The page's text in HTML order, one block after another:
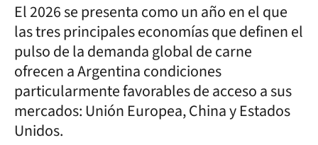
El 2026 se presenta como un año en el que
las tres principales economías que definen el
pulso de la demanda global de carne
ofrecen a Argentina condiciones
particularmente favorables de acceso a sus
mercados: Unión Europea, China y Estados
Unidos.